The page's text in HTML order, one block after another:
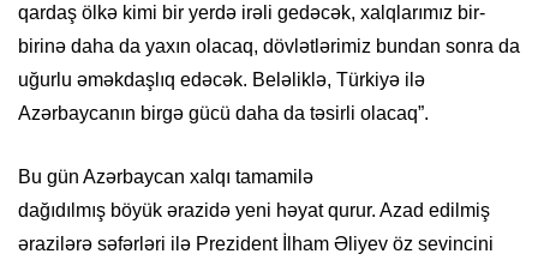
qardaş ölkə kimi bir yerdə irəli gedəcək, xalqlarımız bir-
birinə daha da yaxın olacaq, dövlətlərimiz bundan sonra da
uğurlu əməkdaşlıq edəcək. Beləliklə, Türkiyə ilə
Azərbaycanın birgə gücü daha da təsirli olacaq”.
Bu gün Azərbaycan xalqı tamamilə
dağıdılmış böyük ərazidə yeni həyat qurur. Azad edilmiş
ərazilərə səfərləri ilə Prezident İlham Əliyev öz sevincini